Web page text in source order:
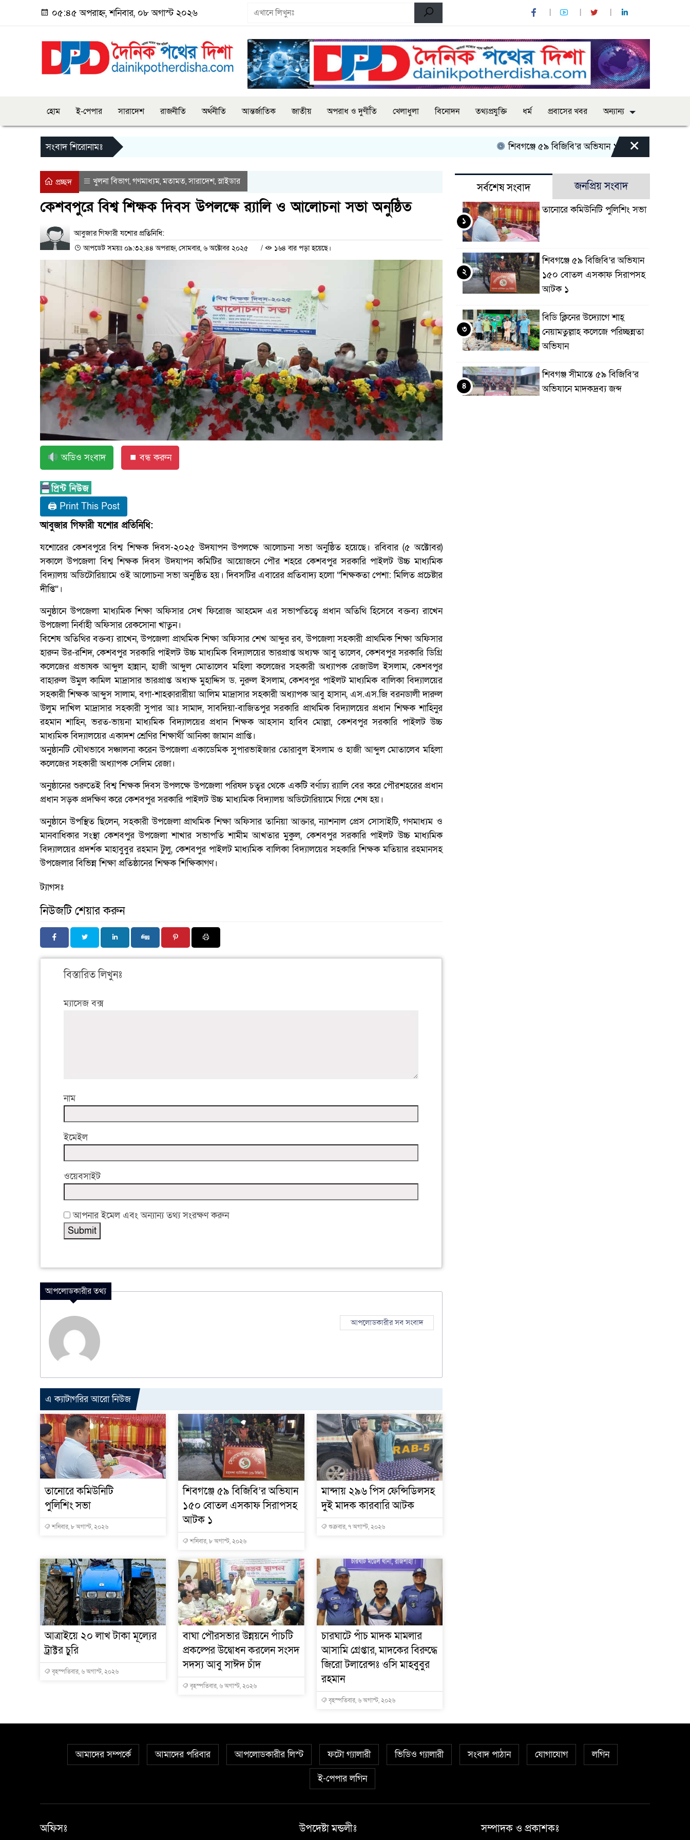
০৫:৪৫ অপরাহ্ন, শনিবার, ০৮ অগাস্ট ২০২৬
হোম ই-পেপার সারাদেশ রাজনীতি অর্থনীতি আন্তর্জাতিক জাতীয় অপরাধ ও দুর্ণীতি খেলাধুলা বিনোদন তথ্যপ্রযুক্তি ধর্ম প্রবাসের খবর অন্যান্য
সংবাদ শিরোনামঃ শিবগঞ্জে ৫৯ বিজিবি’র অভিযান ১৫০ বোতল এসকাফ
×
প্রচ্ছদ খুলনা বিভাগ, গণমাধ্যম,মতামত,সারাদেশ,স্লাইডার
কেশবপুরে বিশ্ব শিক্ষক দিবস উপলক্ষে র‍্যালি ও আলোচনা সভা অনুষ্ঠিত
আবুজার গিফারী যশোর প্রতিনিধি:
আপডেট সময়ঃ ০৯:৩২:৪৪ অপরাহ্ন, সোমবার, ৬ অক্টোবর ২০২৫ / ১৬৪ বার পড়া হয়েছে।
অডিও সংবাদ ⏹ বন্ধ করুন
🖨 Print This Post
আবুজার গিফারী যশোর প্রতিনিধি:
যশোরের কেশবপুরে বিশ্ব শিক্ষক দিবস-২০২৫ উদযাপন উপলক্ষে আলোচনা সভা অনুষ্ঠিত হয়েছে। রবিবার (৫ অক্টোবর)
সকালে উপজেলা বিশ্ব শিক্ষক দিবস উদযাপন কমিটির আয়োজনে পৌর শহরে কেশবপুর সরকারি পাইলট উচ্চ মাধ্যমিক
বিদ্যালয় অডিটোরিয়ামে ওই আলোচনা সভা অনুষ্ঠিত হয়। দিবসটির এবারের প্রতিবাদ্য হলো “শিক্ষকতা পেশা: মিলিত প্রচেষ্টার
দীপ্তি”।
অনুষ্ঠানে উপজেলা মাধ্যমিক শিক্ষা অফিসার সেখ ফিরোজ আহমেদ এর সভাপতিত্বে প্রধান অতিথি হিসেবে বক্তব্য রাখেন
উপজেলা নির্বাহী অফিসার রেকসোনা খাতুন।
বিশেষ অতিথির বক্তব্য রাখেন, উপজেলা প্রাথমিক শিক্ষা অফিসার শেখ আব্দুর রব, উপজেলা সহকারী প্রাথমিক শিক্ষা অফিসার
হারুন উর-রশিদ, কেশবপুর সরকারি পাইলট উচ্চ মাধ্যমিক বিদ্যালয়ের ভারপ্রাপ্ত অধ্যক্ষ আবু তালেব, কেশবপুর সরকারি ডিগ্রি
কলেজের প্রভাষক আব্দুল হান্নান, হাজী আব্দুল মোতালেব মহিলা কলেজের সহকারী অধ্যাপক রেজাউল ইসলাম, কেশবপুর
বাহারুল উমুল কামিল মাদ্রাসার ভারপ্রাপ্ত অধ্যক্ষ মুহাদ্দিস ড. নুরুল ইসলাম, কেশবপুর পাইলট মাধ্যমিক বালিকা বিদ্যালয়ের
সহকারী শিক্ষক আব্দুস সালাম, বগা-শাহক্বারারীয়া আলিম মাদ্রাসার সহকারী অধ্যাপক আবু হাসান, এস.এস.জি বরনডালী দারুল
উলুম দাখিল মাদ্রাসার সহকারী সুপার আঃ সামাদ, সাবদিয়া-বাজিতপুর সরকারি প্রাথমিক বিদ্যালয়ের প্রধান শিক্ষক শাহিনুর
রহমান শাহিন, ভরত-ভায়না মাধ্যমিক বিদ্যালয়ের প্রধান শিক্ষক আহসান হাবিব মোল্লা, কেশবপুর সরকারি পাইলট উচ্চ
মাধ্যমিক বিদ্যালয়ের একাদশ শ্রেণির শিক্ষার্থী আনিকা জামান প্রাপ্তি।
অনুষ্ঠানটি যৌথভাবে সঞ্চালনা করেন উপজেলা একাডেমিক সুপারভাইজার তোরাবুল ইসলাম ও হাজী আব্দুল মোতালেব মহিলা
কলেজের সহকারী অধ্যাপক সেলিম রেজা।
অনুষ্ঠানের শুরুতেই বিশ্ব শিক্ষক দিবস উপলক্ষে উপজেলা পরিষদ চত্বর থেকে একটি বর্ণাঢ্য র‍্যালি বের করে পৌরশহরের প্রধান
প্রধান সড়ক প্রদক্ষিণ করে কেশবপুর সরকারি পাইলট উচ্চ মাধ্যমিক বিদ্যালয় অডিটোরিয়ামে গিয়ে শেষ হয়।
অনুষ্ঠানে উপস্থিত ছিলেন, সহকারী উপজেলা প্রাথমিক শিক্ষা অফিসার তানিয়া আক্তার, ন্যাশনাল প্রেস সোসাইটি, গণমাধ্যম ও
মানবাধিকার সংস্থা কেশবপুর উপজেলা শাখার সভাপতি শামীম আখতার মুকুল, কেশবপুর সরকারি পাইলট উচ্চ মাধ্যমিক
বিদ্যালয়ের প্রদর্শক মাহাবুবুর রহমান টুলু, কেশবপুর পাইলট মাধ্যমিক বালিকা বিদ্যালয়ের সহকারি শিক্ষক মতিয়ার রহমানসহ
উপজেলার বিভিন্ন শিক্ষা প্রতিষ্ঠানের শিক্ষক শিক্ষিকাগণ।
ট্যাগসঃ
নিউজটি শেয়ার করুন
বিস্তারিত লিখুনঃ
ম্যাসেজ বক্স
নাম
ইমেইল
ওয়েবসাইট
আপনার ইমেল এবং অন্যান্য তথ্য সংরক্ষণ করুন
আপলোডকারীর তথ্য
আপলোডকারীর সব সংবাদ
এ ক্যাটাগরির আরো নিউজ
তানোরে কমিউনিটি
পুলিশিং সভা
শনিবার, ৮ অগাস্ট, ২০২৬
শিবগঞ্জে ৫৯ বিজিবি’র অভিযান
১৫০ বোতল এসকাফ সিরাপসহ
আটক ১
শনিবার, ৮ অগাস্ট, ২০২৬
মান্দায় ২৯৬ পিস ফেন্সিডিলসহ
দুই মাদক কারবারি আটক
শুক্রবার, ৭ অগাস্ট, ২০২৬
আত্রাইয়ে ২০ লাখ টাকা মূল্যের
ট্রাক্টর চুরি
বৃহস্পতিবার, ৬ অগাস্ট, ২০২৬
বাঘা পৌরসভার উন্নয়নে পাঁচটি
প্রকল্পের উদ্বোধন করলেন সংসদ
সদস্য আবু সাঈদ চাঁদ
বৃহস্পতিবার, ৬ অগাস্ট, ২০২৬
চারঘাটে পাঁচ মাদক মামলার
আসামি গ্রেপ্তার, মাদকের বিরুদ্ধে
জিরো টলারেন্সঃ ওসি মাহবুবুর
রহমান
বৃহস্পতিবার, ৬ অগাস্ট, ২০২৬
সর্বশেষ সংবাদ জনপ্রিয় সংবাদ
তানোরে কমিউনিটি পুলিশিং সভা
১
শিবগঞ্জে ৫৯ বিজিবি’র অভিযান
১৫০ বোতল এসকাফ সিরাপসহ
আটক ১
২
বিডি ক্লিনের উদ্যোগে শাহ্
নেয়ামতুল্লাহ কলেজে পরিচ্ছন্নতা
অভিযান
৩
শিবগঞ্জ সীমান্তে ৫৯ বিজিবি’র
অভিযানে মাদকদ্রব্য জব্দ
৪
আমাদের সম্পর্কে আমাদের পরিবার আপলোডকারীর লিস্ট ফটো গ্যালারী ভিডিও গ্যালারী সংবাদ পাঠান যোগাযোগ লগিন
ই-পেপার লগিন
অফিসঃ উপদেষ্টা মন্ডলীঃ সম্পাদক ও প্রকাশকঃ